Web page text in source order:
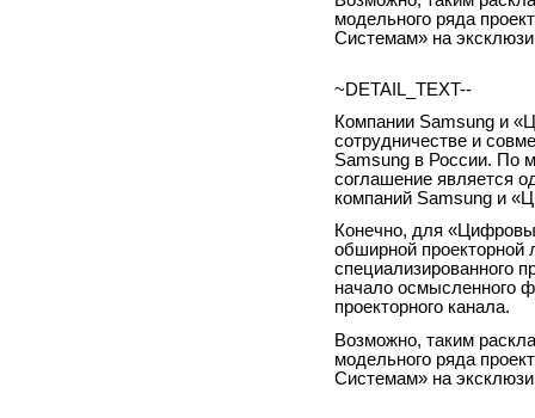
модельного ряда
Системам» на
~DETAIL_TEXT--
Компании Samsung и
сотрудничестве и
Samsung в России. По
соглашение является
компаний Samsung и
Конечно, для
обширной проекторной
специализированного
начало осмысленного
проекторного канала.
Возможно, таким
модельного ряда
Системам» на